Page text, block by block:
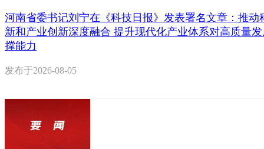
河南省委书记刘宁在《科技日报》发表署名文章：推动
新和产业创新深度融合 提升现代化产业体系对高质量
撑能力
发布于2026-08-05